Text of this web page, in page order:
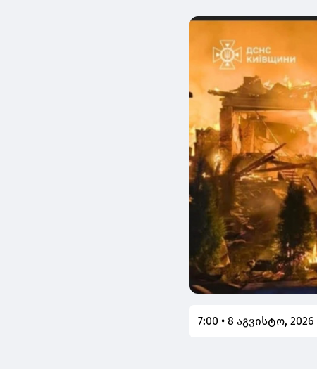
7:00 • 8 აგვისტო, 2026